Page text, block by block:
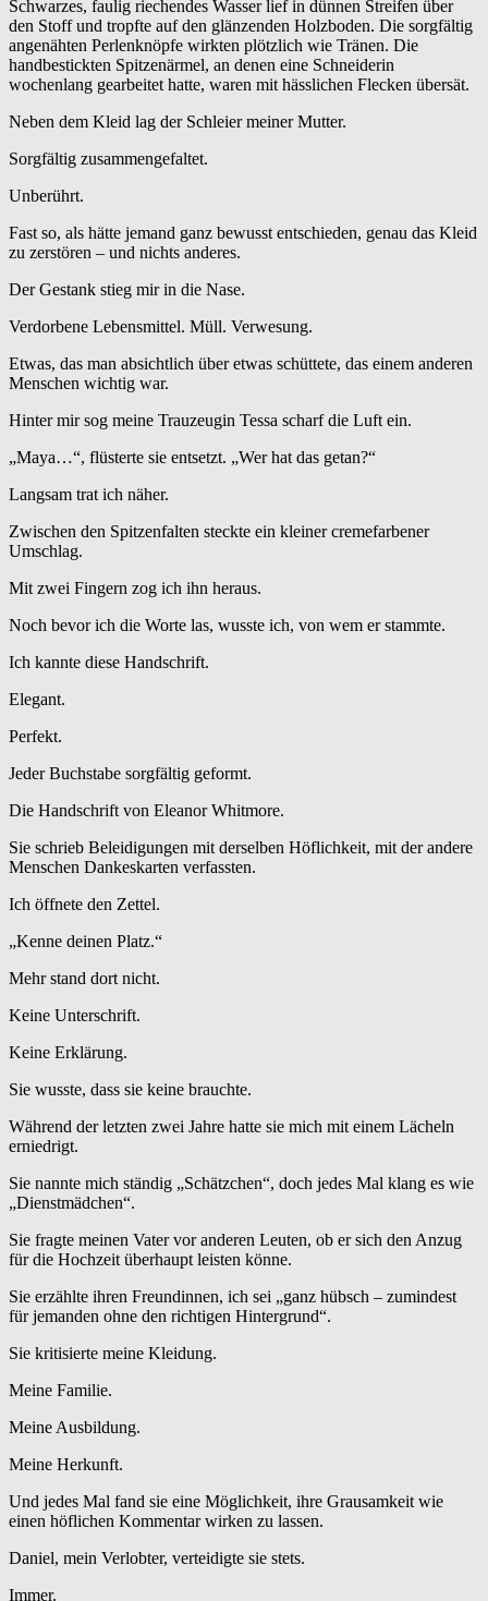
Schwarzes, faulig riechendes Wasser lief in dünnen Streifen über
den Stoff und tropfte auf den glänzenden Holzboden. Die sorgfältig
angenähten Perlenknöpfe wirkten plötzlich wie Tränen. Die
handbestickten Spitzenärmel, an denen eine Schneiderin
wochenlang gearbeitet hatte, waren mit hässlichen Flecken übersät.
Neben dem Kleid lag der Schleier meiner Mutter.
Sorgfältig zusammengefaltet.
Unberührt.
Fast so, als hätte jemand ganz bewusst entschieden, genau das Kleid
zu zerstören – und nichts anderes.
Der Gestank stieg mir in die Nase.
Verdorbene Lebensmittel. Müll. Verwesung.
Etwas, das man absichtlich über etwas schüttete, das einem anderen
Menschen wichtig war.
Hinter mir sog meine Trauzeugin Tessa scharf die Luft ein.
„Maya…“, flüsterte sie entsetzt. „Wer hat das getan?“
Langsam trat ich näher.
Zwischen den Spitzenfalten steckte ein kleiner cremefarbener
Umschlag.
Mit zwei Fingern zog ich ihn heraus.
Noch bevor ich die Worte las, wusste ich, von wem er stammte.
Ich kannte diese Handschrift.
Elegant.
Perfekt.
Jeder Buchstabe sorgfältig geformt.
Die Handschrift von Eleanor Whitmore.
Sie schrieb Beleidigungen mit derselben Höflichkeit, mit der andere
Menschen Dankeskarten verfassten.
Ich öffnete den Zettel.
„Kenne deinen Platz.“
Mehr stand dort nicht.
Keine Unterschrift.
Keine Erklärung.
Sie wusste, dass sie keine brauchte.
Während der letzten zwei Jahre hatte sie mich mit einem Lächeln
erniedrigt.
Sie nannte mich ständig „Schätzchen“, doch jedes Mal klang es wie
„Dienstmädchen“.
Sie fragte meinen Vater vor anderen Leuten, ob er sich den Anzug
für die Hochzeit überhaupt leisten könne.
Sie erzählte ihren Freundinnen, ich sei „ganz hübsch – zumindest
für jemanden ohne den richtigen Hintergrund“.
Sie kritisierte meine Kleidung.
Meine Familie.
Meine Ausbildung.
Meine Herkunft.
Und jedes Mal fand sie eine Möglichkeit, ihre Grausamkeit wie
einen höflichen Kommentar wirken zu lassen.
Daniel, mein Verlobter, verteidigte sie stets.
Immer.